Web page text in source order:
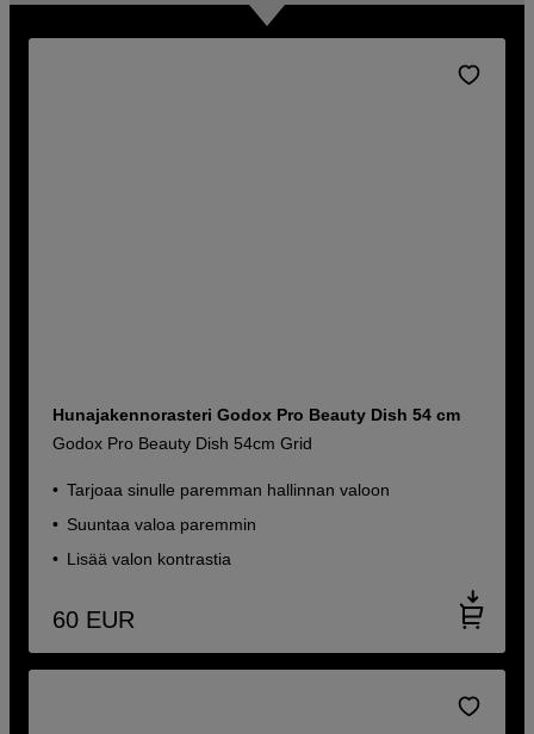
Hunajakennorasteri Godox Pro Beauty Dish 54 cm
Godox Pro Beauty Dish 54cm Grid
Tarjoaa sinulle paremman hallinnan valoon
Suuntaa valoa paremmin
Lisää valon kontrastia
60 EUR